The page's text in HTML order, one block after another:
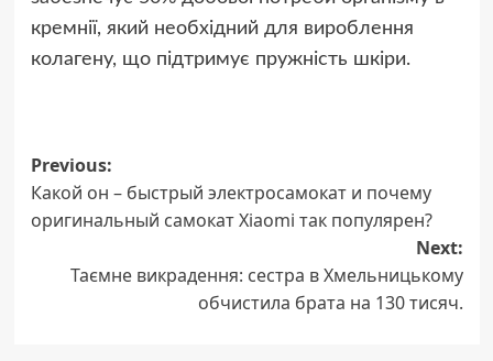
кремнії, який необхідний для вироблення
колагену, що підтримує пружність шкіри.
Post
navigation
Previous:
Какой он – быстрый электросамокат и почему
оригинальный самокат Xiaomi так популярен?
Next:
Таємне викрадення: сестра в Хмельницькому
обчистила брата на 130 тисяч.